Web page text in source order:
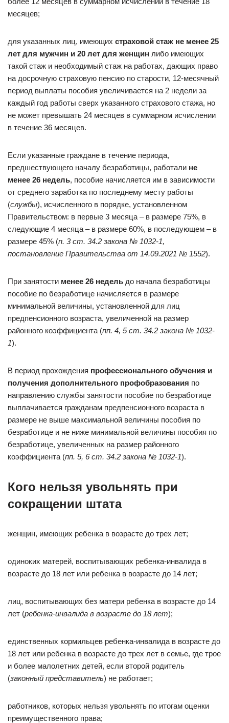
месяцев;
для указанных лиц, имеющих страховой стаж не менее 25
лет для мужчин и 20 лет для женщин либо имеющих
такой стаж и необходимый стаж на работах, дающих право
на досрочную страховую пенсию по старости, 12-месячный
период выплаты пособия увеличивается на 2 недели за
каждый год работы сверх указанного страхового стажа, но
не может превышать 24 месяцев в суммарном исчислении
в течение 36 месяцев.
Если указанные граждане в течение периода,
предшествующего началу безработицы, работали не
менее 26 недель, пособие начисляется им в зависимости
от среднего заработка по последнему месту работы
(службы), исчисленного в порядке, установленном
Правительством: в первые 3 месяца – в размере 75%, в
следующие 4 месяца – в размере 60%, в последующем – в
размере 45% (п. 3 ст. 34.2 закона № 1032-1,
постановление Правительства от 14.09.2021 № 1552).
При занятости менее 26 недель до начала безработицы
пособие по безработице начисляется в размере
минимальной величины, установленной для лиц
предпенсионного возраста, увеличенной на размер
районного коэффициента (пп. 4, 5 ст. 34.2 закона № 1032-
1).
В период прохождения профессионального обучения и
получения дополнительного профобразования по
направлению службы занятости пособие по безработице
выплачивается гражданам предпенсионного возраста в
размере не выше максимальной величины пособия по
безработице и не ниже минимальной величины пособия по
безработице, увеличенных на размер районного
коэффициента (пп. 5, 6 ст. 34.2 закона № 1032-1).
Кого нельзя увольнять при
сокращении штата
женщин, имеющих ребенка в возрасте до трех лет;
одиноких матерей, воспитывающих ребенка-инвалида в
возрасте до 18 лет или ребенка в возрасте до 14 лет;
лиц, воспитывающих без матери ребенка в возрасте до 14
лет (ребенка-инвалида в возрасте до 18 лет);
единственных кормильцев ребенка-инвалида в возрасте до
18 лет или ребенка в возрасте до трех лет в семье, где трое
и более малолетних детей, если второй родитель
(законный представитель) не работает;
работников, которых нельзя увольнять по итогам оценки
преимущественного права;